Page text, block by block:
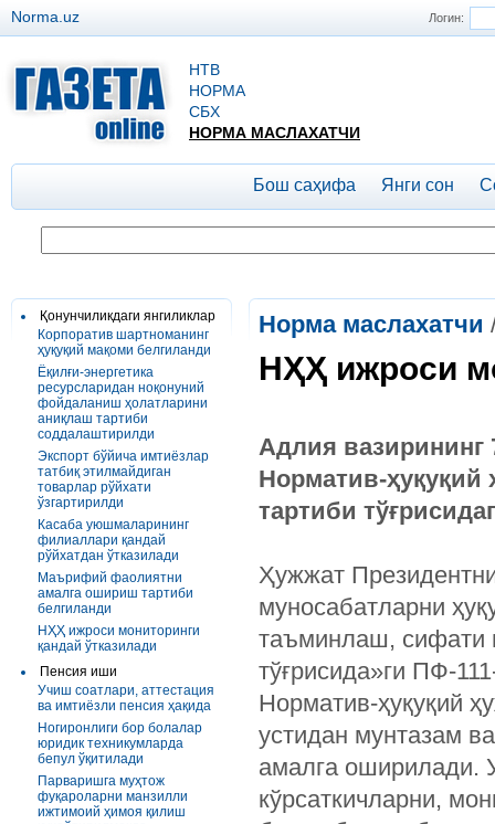
Логин:
Norma.uz
НТВ
НОРМА
СБХ
НОРМА МАСЛАХАТЧИ
Бош саҳифа Янги сон
Қонунчиликдаги янгиликлар
Корпоратив шартноманинг
ҳуқуқий мақоми белгиланди
Ёқилғи-энергетика
ресурсларидан ноқонуний
фойдаланиш ҳолатларини
аниқлаш тартиби
соддалаштирилди
Экспорт бўйича имтиёзлар
татбиқ этилмайдиган
товарлар рўйхати
ўзгартирилди
Касаба уюшмаларининг
филиаллари қандай
рўйхатдан ўтказилади
Маърифий фаолиятни
амалга ошириш тартиби
белгиланди
НҲҲ ижроси мониторинги
қандай ўтказилади
Пенсия иши
Учиш соатлари, аттестация
ва имтиёзли пенсия ҳақида
Ногиронлиги бор болалар
юридик техникумларда
бепул ўқитилади
Парваришга муҳтож
фуқароларни манзилли
ижтимоий ҳимоя қилиш
Норма маслахатчи
НҲҲ ижроси
Адлия вазирининг
Норматив-ҳуқуқий
тартиби
Ҳужжат
муносабатларни
таъминлаш, сифати
тўғрисида»ги ПФ-
Норматив-ҳуқуқий
устидан мунтазам
амалга оширилади.
кўрсаткичларни,